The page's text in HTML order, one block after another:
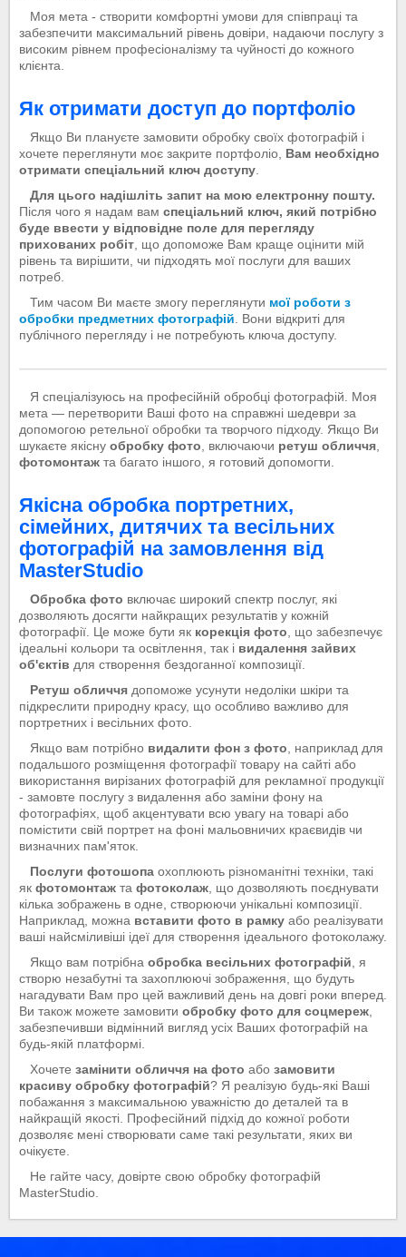
Моя мета - створити комфортні умови для співпраці та
забезпечити максимальний рівень довіри, надаючи послугу з
високим рівнем професіоналізму та чуйності до кожного
клієнта.
Як отримати доступ до портфоліо
Якщо Ви плануєте замовити обробку своїх фотографій і
хочете переглянути моє закрите портфоліо, Вам необхідно
отримати спеціальний ключ доступу.
Для цього надішліть запит на мою електронну пошту.
Після чого я надам вам спеціальний ключ, який потрібно
буде ввести у відповідне поле для перегляду
прихованих робіт, що допоможе Вам краще оцінити мій
рівень та вирішити, чи підходять мої послуги для ваших
потреб.
Тим часом Ви маєте змогу переглянути мої роботи з
обробки предметних фотографій. Вони відкриті для
публічного перегляду і не потребують ключа доступу.
Я спеціалізуюсь на професійній обробці фотографій. Моя
мета — перетворити Ваші фото на справжні шедеври за
допомогою ретельної обробки та творчого підходу. Якщо Ви
шукаєте якісну обробку фото, включаючи ретуш обличчя,
фотомонтажта багато іншого, я готовий допомогти.
Якісна обробка портретних,
сімейних, дитячих та весільних
фотографій на замовлення від
MasterStudio
Обробка фото включає широкий спектр послуг, які
дозволяють досягти найкращих результатів у кожній
фотографії. Це може бути як корекція фото, що забезпечує
ідеальні кольори та освітлення, так і видалення зайвих
об'єктів для створення бездоганної композиції.
Ретуш обличчядопоможе усунути недоліки шкіри та
підкреслити природну красу, що особливо важливо для
портретних і весільних фото.
Якщо вам потрібно видалити фон з фото, наприклад для
подальшого розміщення фотографії товару на сайті або
використання вирізаних фотографій для рекламної продукції
- замовте послугу з видалення або заміни фону на
фотографіях, щоб акцентувати всю увагу на товарі або
помістити свій портрет на фоні мальовничих краєвидів чи
визначних пам'яток.
Послуги фотошопаохоплюють різноманітні техніки, такі
як фотомонтажта фотоколаж, що дозволяють поєднувати
кілька зображень в одне, створюючи унікальні композиції.
Наприклад, можна вставити фото в рамкуабо реалізувати
ваші найсміливіші ідеї для створення ідеального фотоколажу.
Якщо вам потрібна обробка весільних фотографій, я
створю незабутні та захоплюючі зображення, що будуть
нагадувати Вам про цей важливий день на довгі роки вперед.
Ви також можете замовити обробку фото для соцмереж,
забезпечивши відмінний вигляд усіх Ваших фотографій на
будь-якій платформі.
Хочете замінити обличчя на фото або замовити
красиву обробку фотографій? Я реалізую будь-які Ваші
побажання з максимальною уважністю до деталей та в
найкращій якості. Професійний підхід до кожної роботи
дозволяє мені створювати саме такі результати, яких ви
очікуєте.
Не гайте часу, довірте свою обробку фотографій
MasterStudio.